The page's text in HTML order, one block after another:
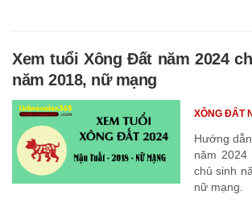
Xem tuổi Xông Đất năm 2024
năm 2018, nữ mạng
Hướng
năm
chủ sinh
nữ mạng.
XÔNG ĐẤT